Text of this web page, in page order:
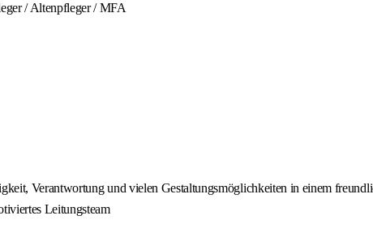
/ Altenpfleger / MFA
Verantwortung und vielen Gestaltungsmöglichkeiten in einem
Leitungsteam